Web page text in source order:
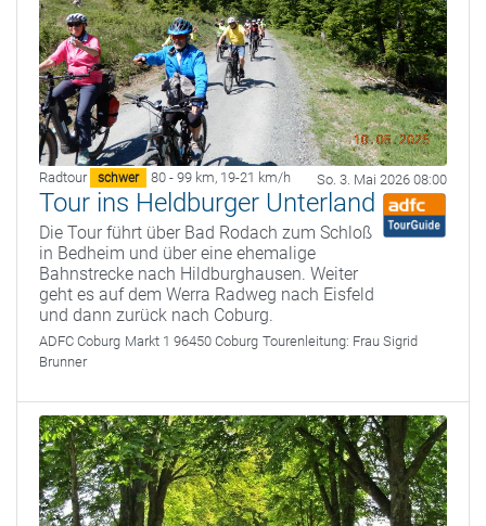
Radtour schwer 80 - 99 km, 19-21 km/h So. 3. Mai 2026 08:00
Tour ins Heldburger Unterland
Die Tour führt über Bad Rodach zum Schloß
in Bedheim und über eine ehemalige
Bahnstrecke nach Hildburghausen. Weiter
geht es auf dem Werra Radweg nach Eisfeld
und dann zurück nach Coburg.
ADFC Coburg Markt 1 96450 Coburg Tourenleitung: Frau Sigrid
Brunner